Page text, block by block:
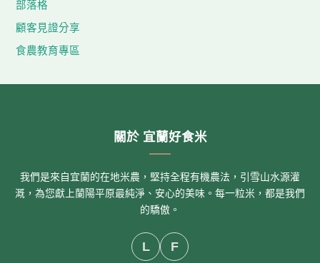
部落格
顧客見證分享
食農教育專區
關於 宜蘭好食米
我們是來自宜蘭的在地米農，堅持全程有機農法，引雪山水源灌
溉，為您獻上蘭陽平原最純淨、安心的美味。每一粒米，都是我們
的驕傲。
L F